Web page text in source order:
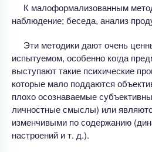
К малоформализованным
наблюдение; беседа, анализ
Эти методики дают очень
испытуемом, особенно когда
выступают такие психические
которые мало поддаются
плохо осознаваемые
личностные смыслы) или
изменчивыми по содержанию
настроений и т. д.).